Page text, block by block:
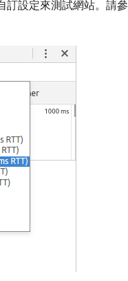
訂設定來測試網站。請參